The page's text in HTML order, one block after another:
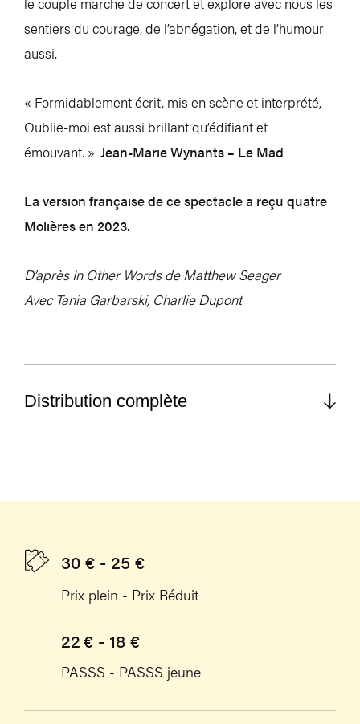
sentiers du courage, de l’abnégation, et de l’humour
aussi.
« Formidablement écrit, mis en scène et interprété,
Oublie-moi est aussi brillant qu’édifiant et
émouvant. » Jean-Marie Wynants – Le Mad
La version française de ce spectacle a reçu quatre
Molières en 2023.
D’après In Other Words de Matthew Seager
Avec Tania Garbarski, Charlie Dupont
Distribution complète
30 € - 25 €
Prix plein - Prix Réduit
22 € - 18 €
PASSS - PASSS jeune